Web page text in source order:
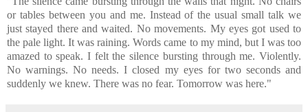
or tables between you and me. Instead of the usual small talk we
just stayed there and waited. No movements. My eyes got used to
the pale light. It was raining. Words came to my mind, but I was too
amazed to speak. I felt the silence bursting through me. Violently.
No warnings. No needs. I closed my eyes for two seconds and
suddenly we knew. There was no fear. Tomorrow was here."